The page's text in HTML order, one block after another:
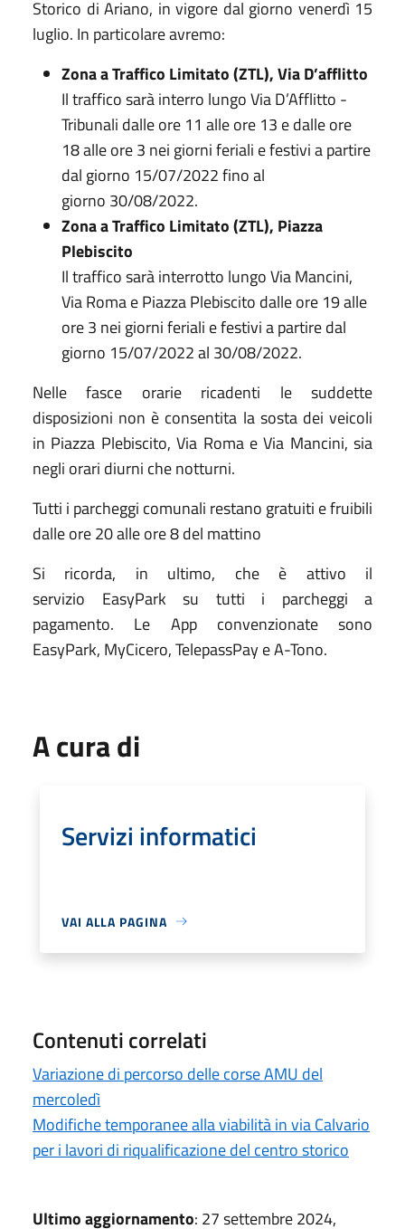
Storico di Ariano, in vigore dal giorno venerdì 15
luglio. In particolare avremo:
Zona a Traffico Limitato (ZTL), Via D’afflitto
Il traffico sarà interro lungo Via D’Afflitto -
Tribunali dalle ore 11 alle ore 13 e dalle ore
18 alle ore 3 nei giorni feriali e festivi a partire
dal giorno 15/07/2022 fino al
giorno 30/08/2022.
Zona a Traffico Limitato (ZTL), Piazza
Plebiscito
Il traffico sarà interrotto lungo Via Mancini,
Via Roma e Piazza Plebiscito dalle ore 19 alle
ore 3 nei giorni feriali e festivi a partire dal
giorno 15/07/2022 al 30/08/2022.
Nelle fasce orarie ricadenti le suddette
disposizioni non è consentita la sosta dei veicoli
in Piazza Plebiscito, Via Roma e Via Mancini, sia
negli orari diurni che notturni.
Tutti i parcheggi comunali restano gratuiti e fruibili
dalle ore 20 alle ore 8 del mattino
Si ricorda, in ultimo, che è attivo il
servizio EasyPark su tutti i parcheggi a
pagamento. Le App convenzionate sono
EasyPark, MyCicero, TelepassPay e A-Tono.
A cura di
Servizi informatici
VAI ALLA PAGINA
Contenuti correlati
Variazione di percorso delle corse AMU del
mercoledì
Modifiche temporanee alla viabilità in via Calvario
per i lavori di riqualificazione del centro storico
Ultimo aggiornamento: 27 settembre 2024,